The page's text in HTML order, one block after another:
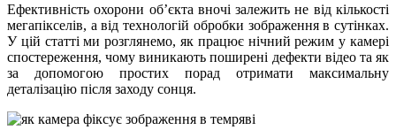
Ефективність охорони об’єкта вночі залежить не від кількості
мегапікселів, а від технологій обробки зображення в сутінках.
У цій статті ми розглянемо, як працює нічний режим у камері
спостереження, чому виникають поширені дефекти відео та як
за допомогою простих порад отримати максимальну
деталізацію після заходу сонця.